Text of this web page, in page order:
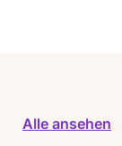
Alle ansehen